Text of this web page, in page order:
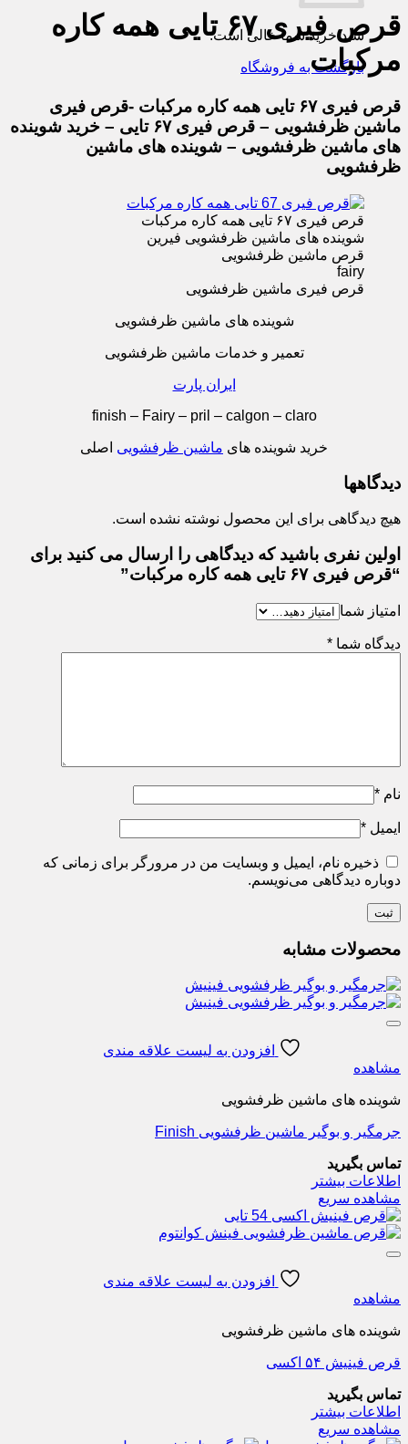
سبد خرید شما خالی است.
بازگشت به فروشگاه
قرص فیری ۶۷ تایی همه کاره
مرکبات
قرص فیری ۶۷ تایی همه کاره مرکبات -قرص فیری
ماشین ظرفشویی – قرص فیری ۶۷ تایی – خرید شوینده
های ماشین ظرفشویی – شوینده های ماشین
ظرفشویی
قرص فیری ۶۷ تایی همه کاره مرکبات
شوینده های ماشین ظرفشویی فیرین
قرص ماشین ظرفشویی
fairy
قرص فیری ماشین ظرفشویی
شوینده های ماشین ظرفشویی
تعمیر و خدمات ماشین ظرفشویی
ایران پارت
finish – Fairy – pril – calgon – claro
خرید شوینده های ماشین ظرفشویی اصلی
دیدگاهها
هیچ دیدگاهی برای این محصول نوشته نشده است.
اولین نفری باشید که دیدگاهی را ارسال می کنید برای
“قرص فیری ۶۷ تایی همه کاره مرکبات”
امتیاز شما
دیدگاه شما *
نام *
ایمیل *
ذخیره نام، ایمیل و وبسایت من در مرورگر برای زمانی که
دوباره دیدگاهی می‌نویسم.
محصولات مشابه
افزودن به لیست علاقه مندی
مشاهده
شوینده های ماشین ظرفشویی
جرمگیر و بوگیر ماشین ظرفشویی Finish
تماس بگیرید
اطلاعات بیشتر
مشاهده سریع
افزودن به لیست علاقه مندی
مشاهده
شوینده های ماشین ظرفشویی
قرص فینیش ۵۴ اکسی
تماس بگیرید
اطلاعات بیشتر
مشاهده سریع